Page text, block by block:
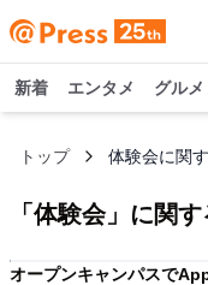
新着 エンタメ グルメ
トップ 体験会に関
「 体験会」に関
オープンキャンパスで